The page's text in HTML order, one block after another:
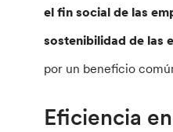
el fin social de las
sostenibilidad de las
por un beneficio
Eficiencia